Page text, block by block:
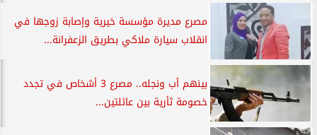
مصرع مديرة مؤسسة خيرية وإصابة زوجها في
انقلاب سيارة ملاكي بطريق الزعفرانة...
بينهم أب ونجله.. مصرع 3 أشخاص في تجدد
خصومة ثأرية بين عائلتين...